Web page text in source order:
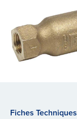
Fiches Techniques